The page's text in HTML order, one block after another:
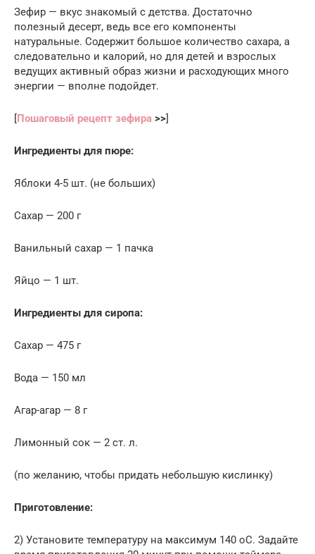
Зефир — вкус знакомый с детства. Достаточно
полезный десерт, ведь все его компоненты
натуральные. Содержит большое количество сахара, а
следовательно и калорий, но для детей и взрослых
ведущих активный образ жизни и расходующих много
энергии — вполне подойдет.
Пошаговый рецепт зефира >>
Ингредиенты для пюре:
Яблоки 4-5 шт. (не больших)
Сахар — 200 г
Ванильный сахар — 1 пачка
Яйцо — 1 шт.
Ингредиенты для сиропа:
Сахар — 475 г
Вода — 150 мл
Агар-агар — 8 г
Лимонный сок — 2 ст. л.
(по желанию, чтобы придать небольшую кислинку)
Приготовление:
2) Установите температуру на максимум 140 оС. Задайте